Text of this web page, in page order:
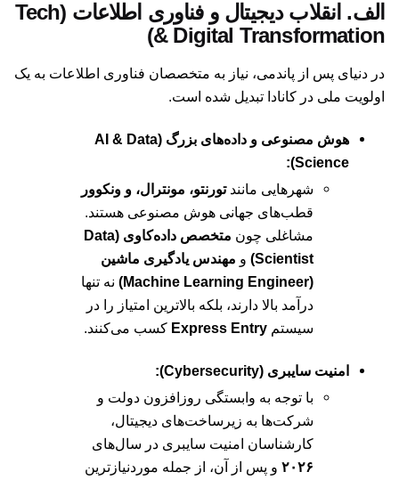
الف. انقلاب دیجیتال و فناوری اطلاعات (Tech
& Digital Transformation)
در دنیای پس از پاندمی، نیاز به متخصصان فناوری اطلاعات به یک
اولویت ملی در کانادا تبدیل شده است.
هوش مصنوعی و داده‌های بزرگ (AI & Data
Science):
شهرهایی مانندتورنتو، مونترال، و ونکوور
قطب‌های جهانی هوش مصنوعی هستند.
مشاغلی چون
متخصص داده‌کاوی (Data
Scientist) و مهندس یادگیری ماشین
(Machine Learning Engineer)
نه تنها
درآمد بالا دارند، بلکه بالاترین امتیاز را در
سیستم Express Entry کسب می‌کنند.
امنیت سایبری (Cybersecurity):
با توجه به وابستگی روزافزون دولت و
شرکت‌ها به زیرساخت‌های دیجیتال،
کارشناسان امنیت سایبری در سال‌های
۲۰۲۶ و پس از آن، از جمله موردنیازترین